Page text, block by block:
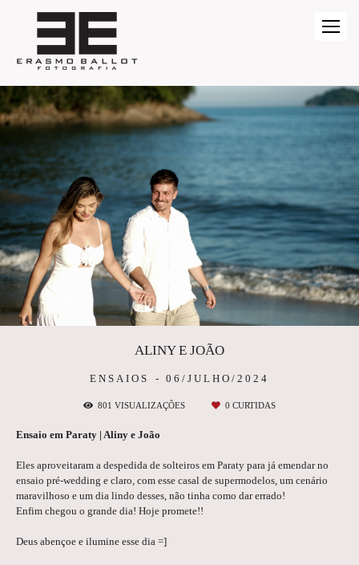
ENSAIOS 06/JULHO/2024
ALINY E JOÃO
801 VISUALIZAÇÕES 0 CURTIDAS
Ensaio em Paraty | Aliny e João
Eles aproveitaram a despedida de solteiros em Paraty para já emendar no
ensaio pré-wedding e claro, com esse casal de supermodelos, um cenário
maravilhoso e um dia lindo desses, não tinha como dar errado!
Enfim chegou o grande dia! Hoje promete!!
Deus abençoe e ilumine esse dia =]